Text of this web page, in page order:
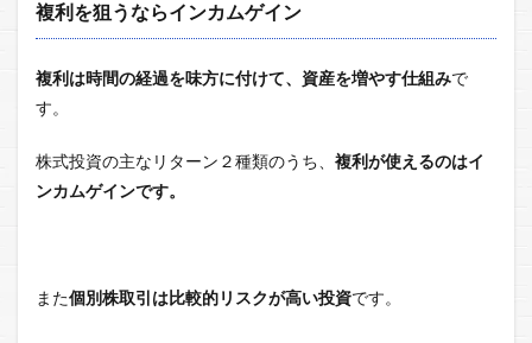
複利を狙うならインカムゲイン
複利は時間の経過を味方に付けて、資産を増やす仕組みで
す。
株式投資の主なリターン２種類のうち、 複利が使えるのはイ
ンカムゲインです。
また個別株取引は比較的リスクが高い投資です。